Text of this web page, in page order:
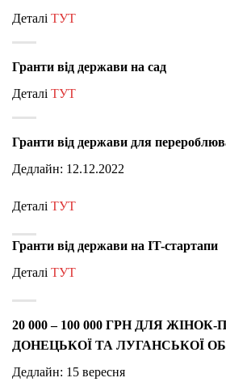
Деталі ТУТ
Гранти від держави на сад
Деталі ТУТ
Гранти від держави для
Дедлайн: 12.12.2022
Деталі ТУТ
Гранти від держави на IT-стартапи
Деталі ТУТ
20 000 – 100 000 ГРН ДЛЯ
ДОНЕЦЬКОЇ ТА ЛУГАНСЬКОЇ
Дедлайн: 15 вересня